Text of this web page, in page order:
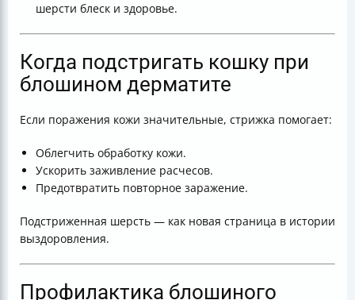
шерсти блеск и здоровье.
Когда подстригать кошку при
блошином дерматите
Если поражения кожи значительные, стрижка помогает:
Облегчить обработку кожи.
Ускорить заживление расчесов.
Предотвратить повторное заражение.
Подстриженная шерсть — как новая страница в истории
выздоровления.
Профилактика блошиного